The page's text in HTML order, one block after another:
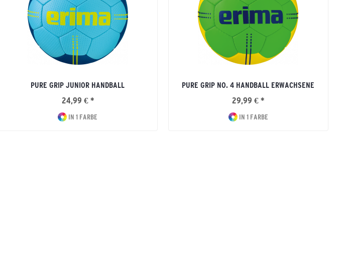
PURE GRIP JUNIOR HANDBALL
24,99 € *
IN 1 FARBE
PURE GRIP NO. 4 HANDBALL ERWACHSENE
29,99 € *
IN 1 FARBE